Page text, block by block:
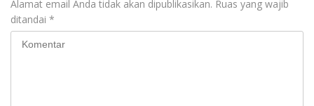
Alamat email Anda tidak akan dipublikasikan. Ruas yang wajib
ditandai *